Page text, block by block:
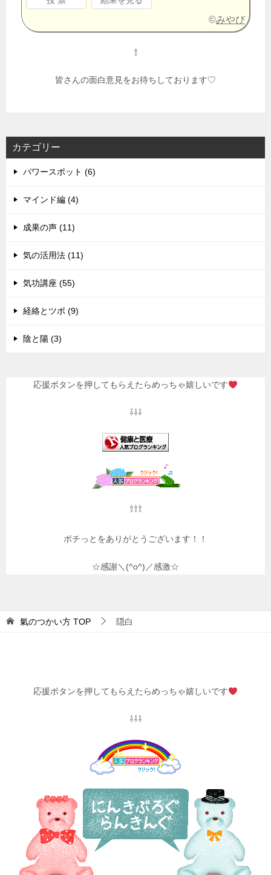
©みやび
⇧
皆さんの面白意見をお待ちしております♡
カテゴリー
パワースポット (6)
マインド編 (4)
成果の声 (11)
気の活用法 (11)
気功講座 (55)
経絡とツボ (9)
陰と陽 (3)
応援ボタンを押してもらえたらめっちゃ嬉しいです
⇩⇩⇩
⇧⇧⇧
ポチっとをありがとうございます！！
☆感謝＼(^o^)／感激☆
氣のつかい方 TOP 隠白
応援ボタンを押してもらえたらめっちゃ嬉しいです
⇩⇩⇩